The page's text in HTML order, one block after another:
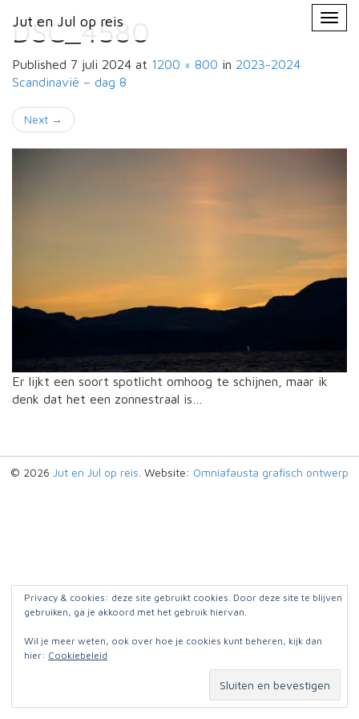
Jut en Jul op reis
Primary
Menu
Jut en Jul op reis
DSC_4580
Published 7 juli 2024 at 1200 × 800 in 2023-2024
Scandinavië – dag 8
Next →
Er lijkt een soort spotlicht omhoog te schijnen, maar ik
denk dat het een zonnestraal is…
© 2026 Jut en Jul op reis . Website: Omniafausta grafisch ontwerp
Privacy & cookies: deze site gebruikt cookies. Door deze site te blijven
gebruiken, ga je akkoord met het gebruik hiervan.
Wil je meer weten, ook over hoe je cookies kunt beheren, kijk dan
hier: Cookiebeleid